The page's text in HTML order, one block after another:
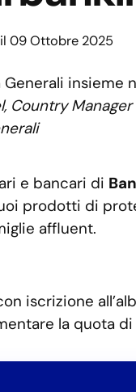
il 09 Ottobre 2025
e bancari di
prodotti di
affluent.
iscrizione
la quota